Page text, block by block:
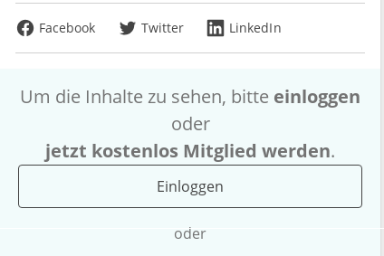
Facebook
Twitter LinkedIn
Um die Inhalte zu sehen, bitte einloggen
oder
jetzt kostenlos Mitglied werden.
Einloggen
oder